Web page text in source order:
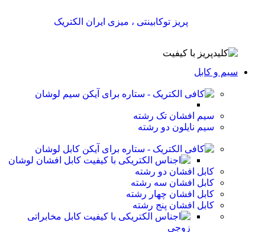
پریز توکابینتی ، میزی ایران الکتریک
سیم و کابل
سیم لوشان
سیم افشان تک رشته
سیم نایلون دو رشته
کابل لوشان
کابل افشان لوشان
کابل افشان دو رشته
کابل افشان سه رشته
کابل افشان چهار رشته
کابل افشان پنج رشته
کابل مخابراتی
زوجی